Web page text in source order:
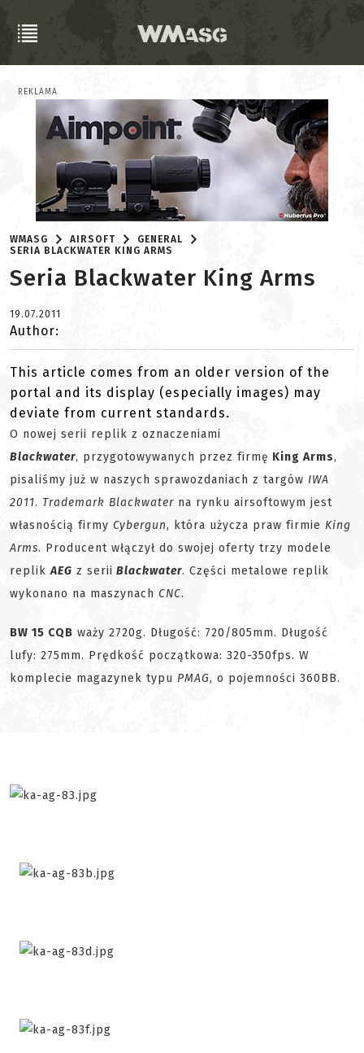
REKLAMA
WMASG AIRSOFT
GENERAL
SERIA BLACKWATER KING ARMS
Seria Blackwater King Arms
19.07.2011
Author:
This article comes from an older version of the
portal and its display (especially images) may
deviate from current standards.
O nowej serii replik z oznaczeniami
Blackwater, przygotowywanych przez firmę King Arms,
pisaliśmy już w naszych sprawozdaniach z targów IWA
2011. Trademark Blackwater na rynku airsoftowym jest
własnością firmy Cybergun, która użycza praw firmie King
Arms. Producent włączył do swojej oferty trzy modele
replikAEG z serii Blackwater. Części metalowe replik
wykonano na maszynach CNC.
BW 15 CQB waży 2720g. Długość: 720/805mm. Długość
lufy: 275mm. Prędkość początkowa: 320-350fps. W
komplecie magazynek typu PMAG, o pojemności 360BB.